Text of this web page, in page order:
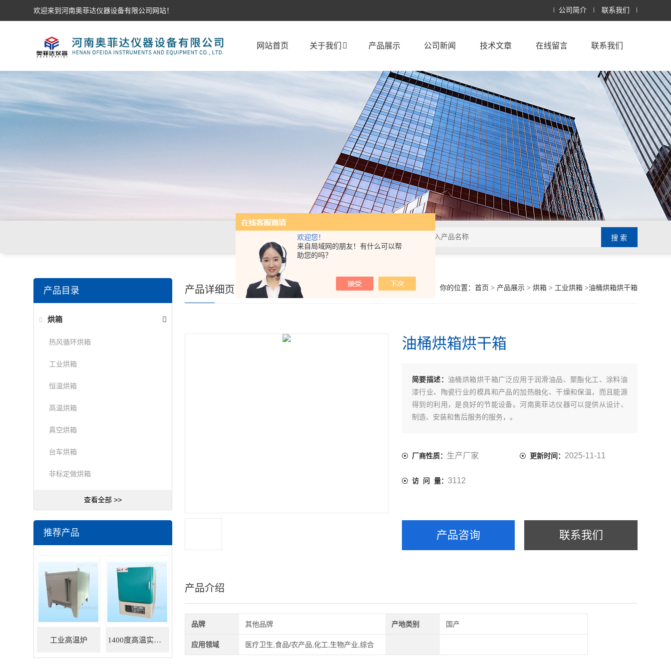
欢迎您！
来自局域网的朋友！有什么可以帮
助您的吗？
欢迎来到河南奥菲达仪器设备有限公司网站！ 公司简介 联系我们
网站首页 关于我们 产品展示 公司新闻 技术文章 在线留言 联系我们
你的位置： 首页 > 产品展示> 烘箱> 工业烘箱>油桶烘箱烘干箱
产品详细页
油桶烘箱烘干箱
简要描述： 油桶烘箱烘干箱广泛应用于润滑油品、聚酯化工、涂料油
漆行业、陶瓷行业的模具和产品的加热融化、干燥和保温，而且能源
得到的利用，是良好的节能设备。河南奥菲达仪器可以提供从设计、
制造、安装和售后服务的服务，。
厂商性质： 生产厂家 更新时间： 2025-11-11
访 问 量：3112
产品咨询 联系我们
产品介绍
品牌 其他品牌 产地类别 国产
应用领域 医疗卫生,食品/农产品,化工,生物产业,综合
产品目录
烘箱
热风循环烘箱
工业烘箱
恒温烘箱
高温烘箱
真空烘箱
台车烘箱
非标定做烘箱
查看全部 >>
推荐产品
工业高温炉 1400度高温实验炉